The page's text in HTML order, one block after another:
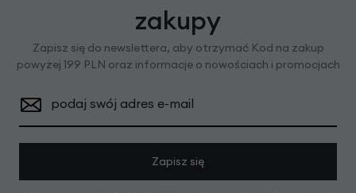
zakupy
Zapisz się do newslettera, aby otrzymać Kod na zakup
powyżej 199 PLN oraz informacje o nowościach i promocjach
podaj swój adres e-mail
Zapisz się